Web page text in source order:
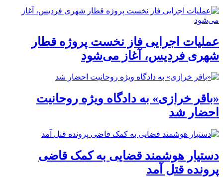
عملیات اجرایی فاز نخست پروژه قطار
شهری فردیس، آغاز می‌شود
«باقر خرازی» به دادگاه ویژه روحانیت
احضار شد
دستیار هوشمند قضایی به کمک قاضی
پرونده قتل آمد